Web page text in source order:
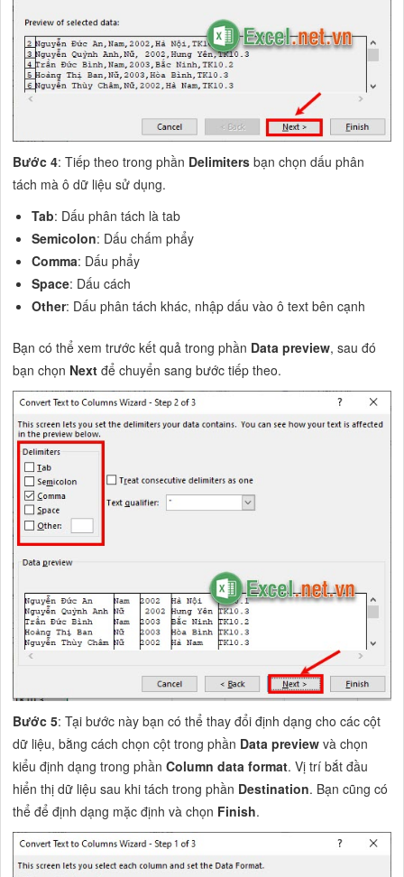
Bước 4: Tiếp theo trong phần Delimiters bạn chọn dấu phân
tách mà ô dữ liệu sử dụng.
Tab: Dấu phân tách là tab
Semicolon: Dấu chấm phẩy
Comma: Dấu phẩy
Space: Dấu cách
Other: Dấu phân tách khác, nhập dấu vào ô text bên cạnh
Bạn có thể xem trước kết quả trong phần Data preview, sau đó
bạn chọn Next để chuyển sang bước tiếp theo.
Bước 5: Tại bước này bạn có thể thay đổi định dạng cho các cột
dữ liệu, bằng cách chọn cột trong phần Data preview và chọn
kiểu định dạng trong phầnColumn data format. Vị trí bắt đầu
hiển thị dữ liệu sau khi tách trong phần Destination. Bạn cũng có
thể để định dạng mặc định và chọn Finish.